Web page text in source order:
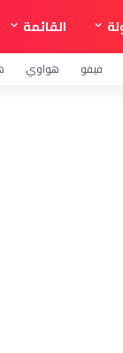
القائمة
فيفو هواوي